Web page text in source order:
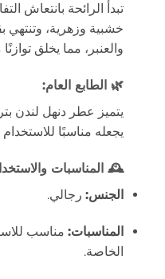
تبدأ الرائحة بانتعاش
خشبية وزهرية، وتنتهي
والعنبر، مما يخلق
🌿 الطابع العام:
يتميز عطر دنهل لندن
يجعله مناسبًا
🕰️ المناسبات
الجنس: رجالي.
المناسبات: مناسب
الخاصة.